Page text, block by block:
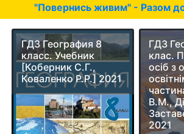
"Повернись живим" - Разом
ГДЗ География 8
класс. Учебник
[Коберник С.Г.,
Коваленко Р.Р.] 2021
ГДЗ
клас.
осіб з
В.М.,
2021